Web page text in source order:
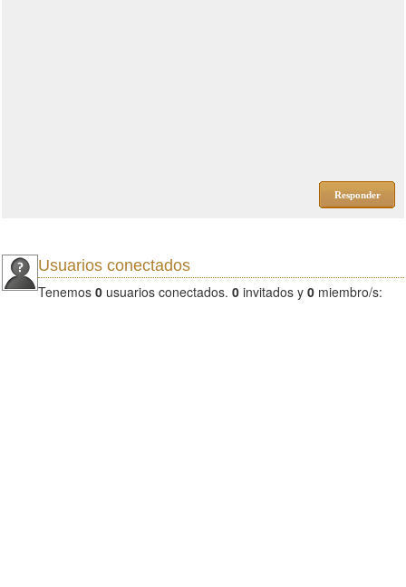
Responder
Usuarios conectados
Tenemos 0 usuarios conectados. 0 invitados y 0 miembro/s: